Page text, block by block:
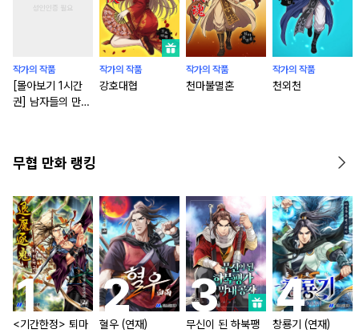
작가의 작품
[몰아보기 1시간
권] 남자들의 만화
작가의 작품
강호대협
작가의 작품
천마불멸혼
작가의 작품
천외천
무협 만화 랭킹
<기간한정> 퇴마
혈우 (연재)
무신이 된 하북팽
창룡기 (연재)